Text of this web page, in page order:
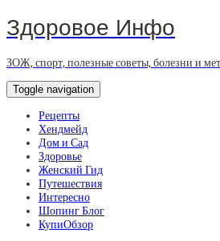
Здоровое Инфо
ЗОЖ, спорт, полезные советы, болезни и
Toggle navigation
Рецепты
Хендмейд
Дом и Сад
Здоровье
Женский Гид
Путешествия
Интересно
Шопинг Блог
КупиОбзор